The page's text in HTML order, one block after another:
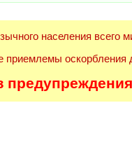
населения
оскорбления